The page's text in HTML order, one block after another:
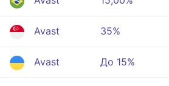
Avast 35%
Avast До 15%